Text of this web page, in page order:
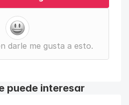
darle me gusta a esto.
puede interesar